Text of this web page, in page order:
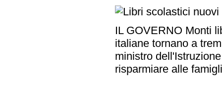
IL GOVERNO Monti
italiane tornano a
ministro
risparmiare alle